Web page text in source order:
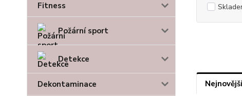
Fitness
Požární sport
Detekce
Dekontaminace Nejnovější